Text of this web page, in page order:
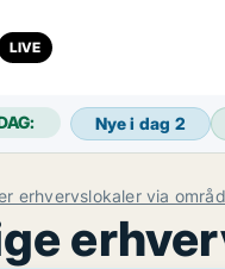
LIVE
Nye i dag 2
erhvervslokaler via